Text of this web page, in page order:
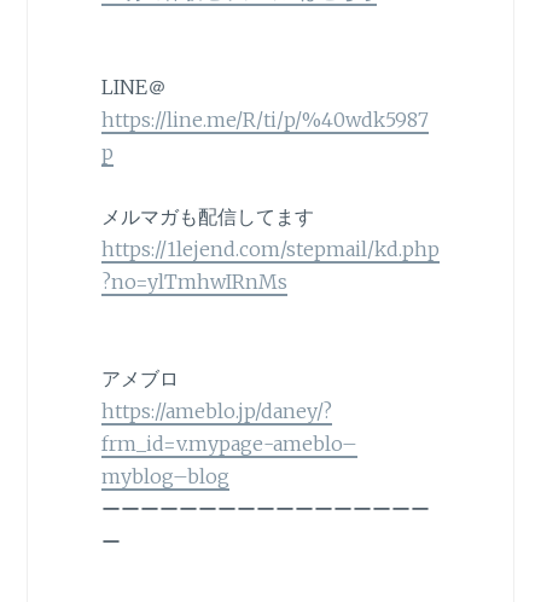
LINE＠
https://line.me/R/ti/p/%40wdk5987
p
メルマガも配信してます
https://1lejend.com/stepmail/kd.php
?no=ylTmhwIRnMs
アメブロ
https://ameblo.jp/daney/?
frm_id=v.mypage-ameblo–
myblog–blog
ーーーーーーーーーーーーーーーーー
ー